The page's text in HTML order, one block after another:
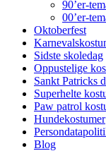
90’er-
00’er-
Oktoberfest
Sidste skoledag
Oppustelige
Sankt Patricks
Superhelte
Paw patrol
Hundekostumer
Blog